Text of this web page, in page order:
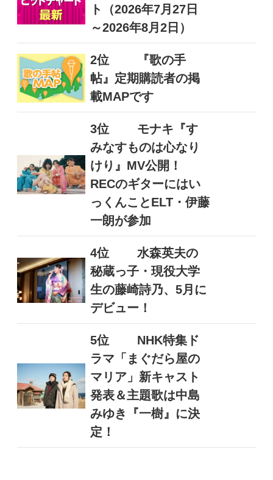
ト（2026年7月27日
～2026年8月2日）
2位
『歌の手
帖』定期購読者の掲
載MAPです
3位
モナキ『す
みなすものは心なり
けり』MV公開！
RECのギターにはい
っくんことELT・伊藤
一朗が参加
4位
水森英夫の
秘蔵っ子・現役大学
生の藤崎詩乃、5月に
デビュー！
5位
NHK特集ド
ラマ「まぐだら屋の
マリア」新キャスト
発表＆主題歌は中島
みゆき『一樹』に決
定！